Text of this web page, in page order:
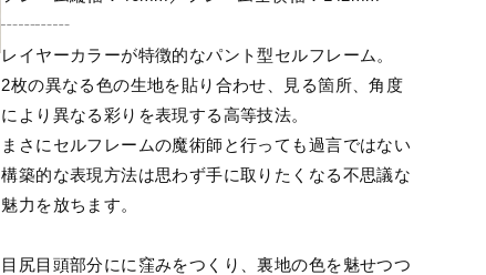
┄┄┄┄
レイヤーカラーが特徴的なパント型セルフレーム。
2枚の異なる色の生地を貼り合わせ、見る箇所、角度
により異なる彩りを表現する高等技法。
まさにセルフレームの魔術師と行っても過言ではない
構築的な表現方法は思わず手に取りたくなる不思議な
魅力を放ちます。
目尻目頭部分にに窪みをつくり、裏地の色を魅せつつ